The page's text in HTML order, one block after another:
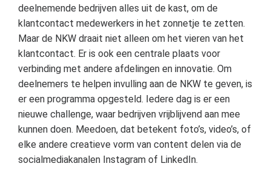
deelnemende bedrijven alles uit de kast, om de
klantcontact medewerkers in het zonnetje te zetten.
Maar de NKW draait niet alleen om het vieren van het
klantcontact. Er is ook een centrale plaats voor
verbinding met andere afdelingen en innovatie. Om
deelnemers te helpen invulling aan de NKW te geven, is
er een programma opgesteld. Iedere dag is er een
nieuwe challenge, waar bedrijven vrijblijvend aan mee
kunnen doen. Meedoen, dat betekent foto’s, video’s, of
elke andere creatieve vorm van content delen via de
socialmediakanalen Instagram of LinkedIn.